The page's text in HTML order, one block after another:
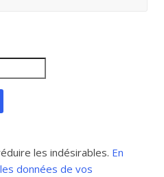
les indésirables. En
données de vos